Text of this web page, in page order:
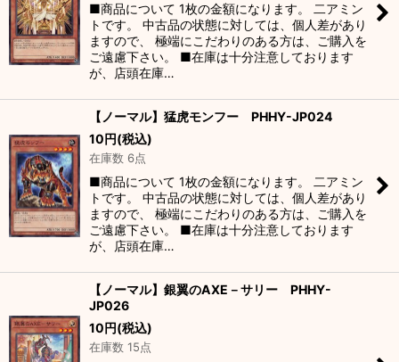
■商品について 1枚の金額になります。 二アミン
トです。 中古品の状態に対しては、個人差があり
ますので、 極端にこだわりのある方は、ご購入を
ご遠慮下さい。 ■在庫は十分注意しております
が、店頭在庫…
【ノーマル】猛虎モンフー PHHY-JP024
10円(税込)
在庫数 6点
■商品について 1枚の金額になります。 二アミン
トです。 中古品の状態に対しては、個人差があり
ますので、 極端にこだわりのある方は、ご購入を
ご遠慮下さい。 ■在庫は十分注意しております
が、店頭在庫…
【ノーマル】銀翼のAXE－サリー PHHY-
JP026
10円(税込)
在庫数 15点